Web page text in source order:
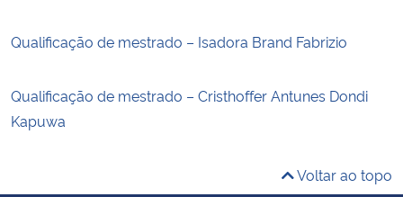
Qualificação de mestrado – Isadora Brand Fabrizio
Qualificação de mestrado – Cristhoffer Antunes Dondi
Kapuwa
Voltar ao topo